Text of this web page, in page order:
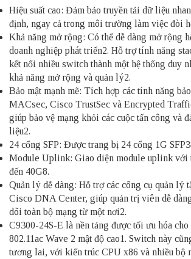
Hiệu suất cao: Đảm bảo truyền tải dữ liệu
định, ngay cả trong môi trường làm việc đòi
Khả năng mở rộng: Có thể dễ dàng mở rộng
doanh nghiệp phát triển2. Hỗ trợ tính năng
kết nối nhiều switch thành một hệ thống duy
khả năng mở rộng và quản lý2.
Bảo mật mạnh mẽ: Tích hợp các tính năng
MACsec, Cisco TrustSec và Encrypted
giúp bảo vệ mạng khỏi các cuộc tấn công và
liệu2.
24 cổng SFP: Được trang bị 24 cổng 1G
Module Uplink: Giao diện module uplink với
đến 40G8.
Quản lý dễ dàng: Hỗ trợ các công cụ quản lý
Cisco DNA Center, giúp quản trị viên dễ
dõi toàn bộ mạng từ một nơi2.
C9300-24S-E là nền tảng được tối ưu hóa
802.11ac Wave 2 mật độ cao1. Switch này
tương lai, với kiến trúc CPU x86 và nhiều bộ